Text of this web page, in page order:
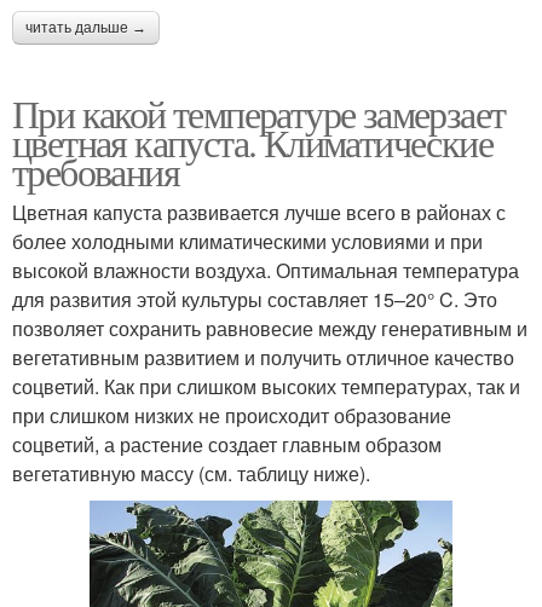
читать дальше →
При какой температуре замерзает
цветная капуста. Климатические
требования
Цветная капуста развивается лучше всего в районах с
более холодными климатическими условиями и при
высокой влажности воздуха. Оптимальная температура
для развития этой культуры составляет 15–20° C. Это
позволяет сохранить равновесие между генеративным и
вегетативным развитием и получить отличное качество
соцветий. Как при слишком высоких температурах, так и
при слишком низких не происходит образование
соцветий, а растение создает главным образом
вегетативную массу (см. таблицу ниже).